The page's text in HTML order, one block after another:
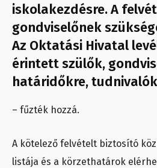
iskolakezdésre. A
gondviselőnek
Az Oktatási Hivatal
érintett szülők,
határidőkre,
– fűzték hozzá.
A kötelező felvételt biztosító
listája és a körzethatárok